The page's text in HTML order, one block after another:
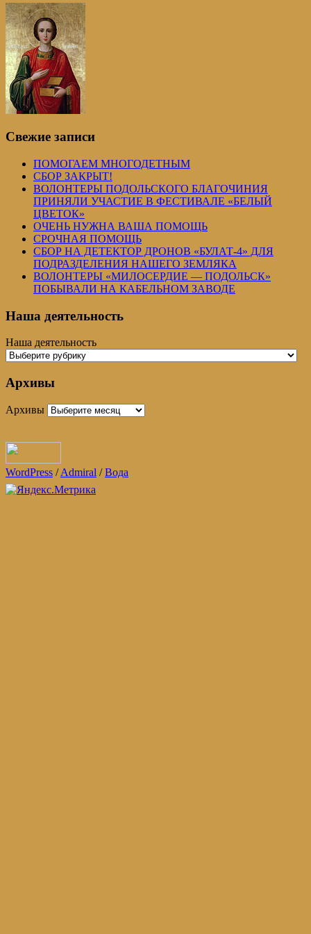
Свежие записи
ПОМОГАЕМ МНОГОДЕТНЫМ
СБОР ЗАКРЫТ!
ВОЛОНТЕРЫ ПОДОЛЬСКОГО БЛАГОЧИНИЯ
ПРИНЯЛИ УЧАСТИЕ В ФЕСТИВАЛЕ «БЕЛЫЙ
ЦВЕТОК»
ОЧЕНЬ НУЖНА ВАША ПОМОЩЬ
СРОЧНАЯ ПОМОЩЬ
СБОР НА ДЕТЕКТОР ДРОНОВ «БУЛАТ-4» ДЛЯ
ПОДРАЗДЕЛЕНИЯ НАШЕГО ЗЕМЛЯКА
ВОЛОНТЕРЫ «МИЛОСЕРДИЕ — ПОДОЛЬСК»
ПОБЫВАЛИ НА КАБЕЛЬНОМ ЗАВОДЕ
Наша деятельность
Наша деятельность
Архивы
Архивы
WordPress /Admiral /Вода